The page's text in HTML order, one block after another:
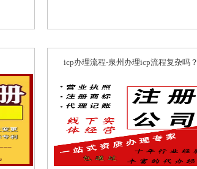
icp办理流程-泉州办理icp流程复杂吗？